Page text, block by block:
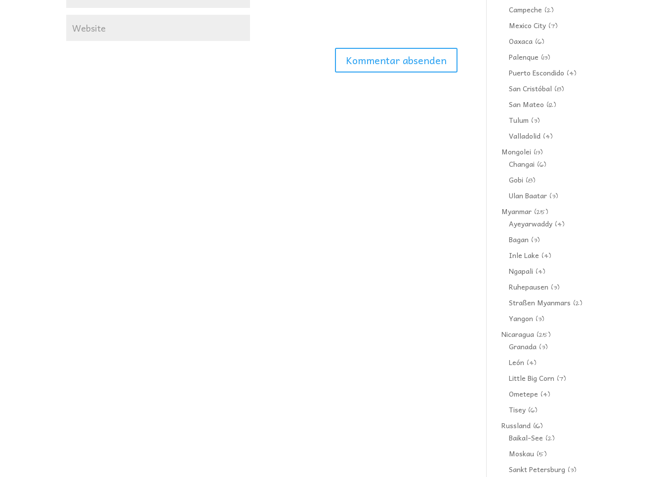
Campeche (2)
Mexico City (7)
Oaxaca (6)
Palenque (13)
Puerto Escondido (4)
San Cristóbal (8)
San Mateo (12)
Tulum (3)
Valladolid (4)
Mongolei (13)
Changai (6)
Gobi (8)
Ulan Baatar (3)
Myanmar (25)
Ayeyarwaddy (4)
Bagan (3)
Inle Lake (4)
Ngapali (4)
Ruhepausen (3)
Straßen Myanmars (2)
Yangon (3)
Nicaragua (25)
Granada (3)
León (4)
Little Big Corn (7)
Ometepe (4)
Tisey (6)
Russland (16)
Baikal-See (2)
Moskau (5)
Sankt Petersburg (3)